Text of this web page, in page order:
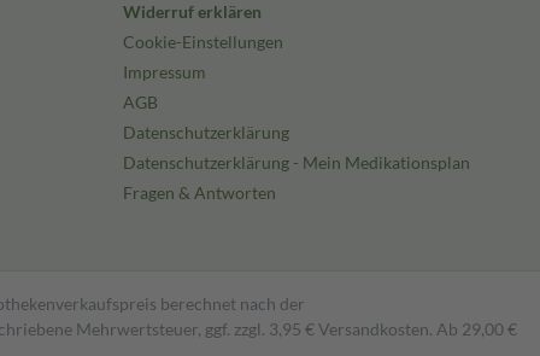
Widerruf erklären
Cookie-Einstellungen
Impressum
AGB
Datenschutzerklärung
Datenschutzerklärung - Mein Medikationsplan
Fragen & Antworten
berechnet nach der
Mehrwertsteuer, ggf. zzgl. 3,95 € Versandkosten. Ab 29,00 €